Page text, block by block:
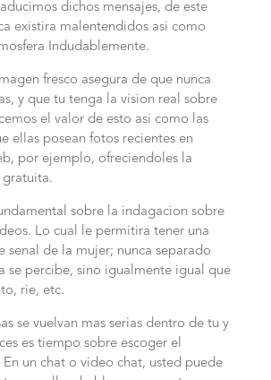
dichos mensajes, de este
existira malentendidos asi­ como
Indudablemente.
fresco asegura de que nunca
y que tu tenga la vision real sobre
el valor de esto asi­ como las
ellas posean fotos recientes en
por ejemplo, ofreciendoles la
gratuita.
sobre la indagacion sobre
Lo cual le permitira tener una
senal de la mujer; nunca separado
se percibe, sino igualmente igual que
rie, etc.
se vuelvan mas serias dentro de tu y
es tiempo sobre escoger el
un chat o video chat, usted puede